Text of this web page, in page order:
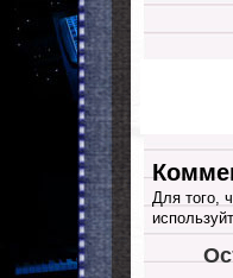
Для того,